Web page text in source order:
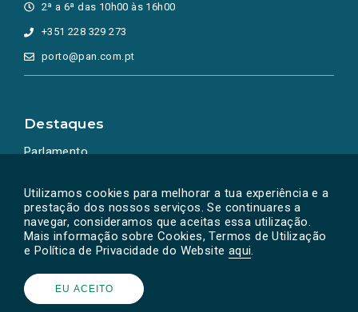
Utilizamos cookies para melhorar a tua experiência e a
prestação dos nossos serviços. Se continuares a
navegar, consideramos que aceitas essa utilização.
Mais informação sobre Cookies, Termos de Utilização
e Política de Privacidade do Website aqui.
EU ACEITO
2ª a 6ª das 10h00 às 16h00
+351 228 329 273
porto@pan.com.pt
Destaques
Parlamento
Powered by © PAN 2026